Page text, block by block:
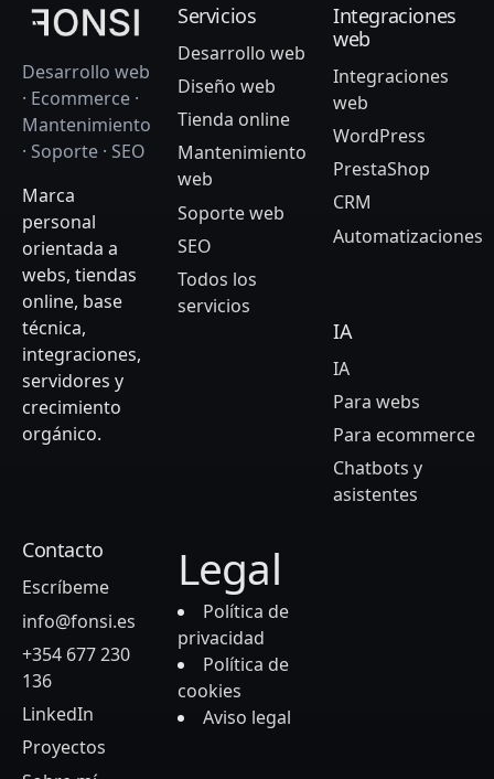
Desarrollo web
· Ecommerce ·
Mantenimiento
· Soporte · SEO
Marca
personal
orientada a
webs, tiendas
online, base
técnica,
integraciones,
servidores y
crecimiento
orgánico.
Servicios
Desarrollo web
Diseño web
Tienda online
Mantenimiento
web
Soporte web
SEO
Todos los
servicios
Integraciones
web
Integraciones
web
WordPress
PrestaShop
CRM
Automatizaciones
IA
IA
Para webs
Para ecommerce
Chatbots y
asistentes
Contacto
Escríbeme
info@fonsi.es
+354 677 230
136
LinkedIn
Proyectos
Legal
Política de
privacidad
Política de
cookies
Aviso legal